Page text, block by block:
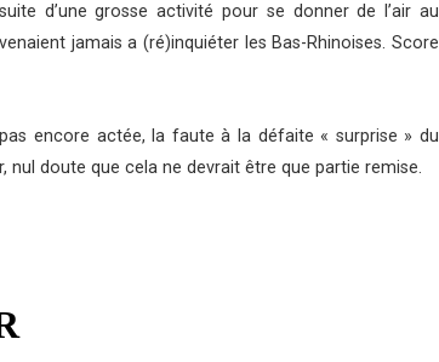
d’une grosse activité pour se donner de l’air au
jamais a (ré)inquiéter les Bas-Rhinoises. Score
encore actée, la faute à la défaite « surprise » du
nul doute que cela ne devrait être que partie remise.